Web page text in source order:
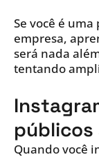
Se você é
empresa,
será nada
tentando
públicos
Quando você